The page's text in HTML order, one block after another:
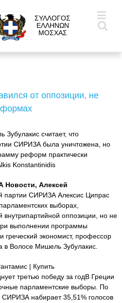
ΣΥΛΛΟΓΟΣ
ΕΛΛΗΝΩΝ
ΜΟΣΧΑΣ
от оппозиции, не
Зубулакис считает, что
СИРИЗА была уничтожена, но
реформ практически
Konstantinidis
Алексей
партии СИРИЗА Алексис Ципрас
выборах,
внутрипартийной оппозиции, но не
выполнении программы
экономист, профессор
в Волосе Мишель Зубулакис.
| Купить
третью победу за годВ Греции
парламентские выборы. По
набирает 35,51% голосов